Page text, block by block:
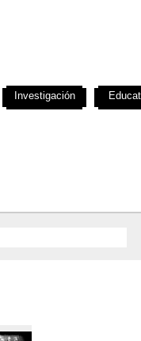
Investigación